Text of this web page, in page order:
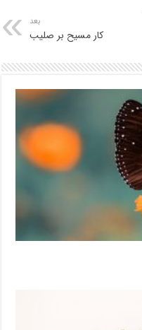
بعد
کار مسیح بر صلیب